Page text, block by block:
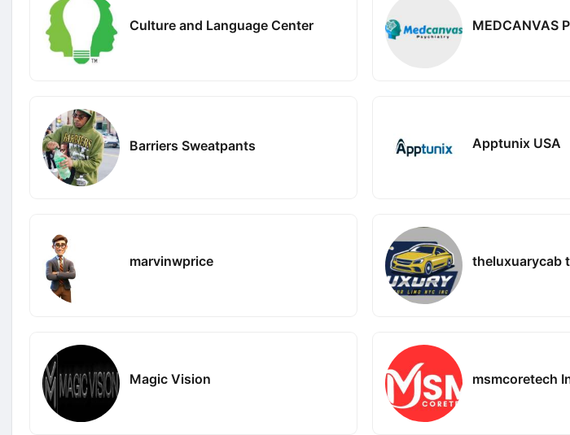
Culture and Language Center MEDCANVAS
Barriers Sweatpants Apptunix USA
marvinwprice theluxuarycab
Magic Vision msmcoretech